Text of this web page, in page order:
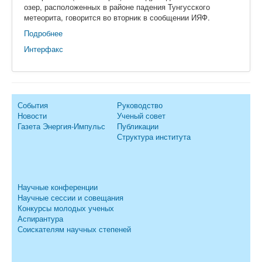
озер, расположенных в районе падения Тунгусского
метеорита, говорится во вторник в сообщении ИЯФ.
Подробнее
Интерфакс
События
Новости
Газета Энергия-Импульс
Руководство
Ученый совет
Публикации
Структура института
Научные конференции
Научные сессии и совещания
Конкурсы молодых ученых
Аспирантура
Соискателям научных степеней